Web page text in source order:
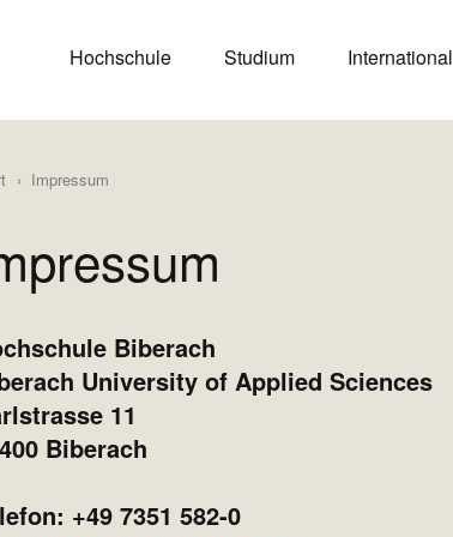
HAUPTMENÜ
Hochschule Studium International
Impressum
Biberach
University of Applied Sciences
11
Biberach
+49 7351 582-0